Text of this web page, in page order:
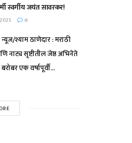
स्वर्गीय जयंत सावरकर!
0
श्याम ठाणेदार : मराठी
नाट्य सृष्टीतील जेष्ठ अभिनेते
एक वर्षापूर्वी...